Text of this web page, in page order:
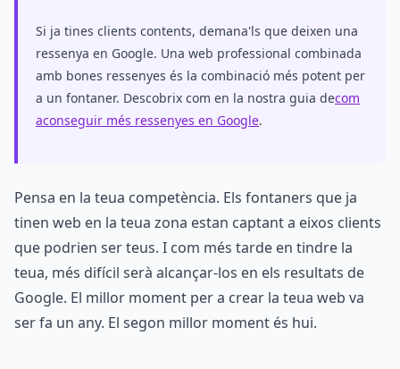
Si ja tines clients contents, demana'ls que deixen una
ressenya en Google. Una web professional combinada
amb bones ressenyes és la combinació més potent per
a un fontaner. Descobrix com en la nostra guia decom
aconseguir més ressenyes en Google.
Pensa en la teua competència. Els fontaners que ja
tinen web en la teua zona estan captant a eixos clients
que podrien ser teus. I com més tarde en tindre la
teua, més difícil serà alcançar-los en els resultats de
Google. El millor moment per a crear la teua web va
ser fa un any. El segon millor moment és hui.